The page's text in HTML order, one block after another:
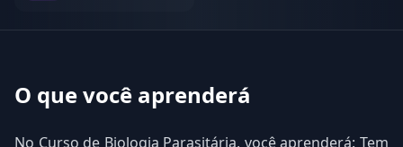
O que você aprenderá
No Curso de Biologia Parasitária, você aprenderá: Tem